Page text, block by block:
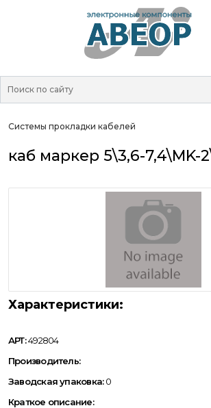
Системы прокладки кабелей
каб маркер 5\3,6-7,4\MK-
Характеристики:
АРТ:492804
Производитель:
Заводская упаковка:0
Краткое описание: